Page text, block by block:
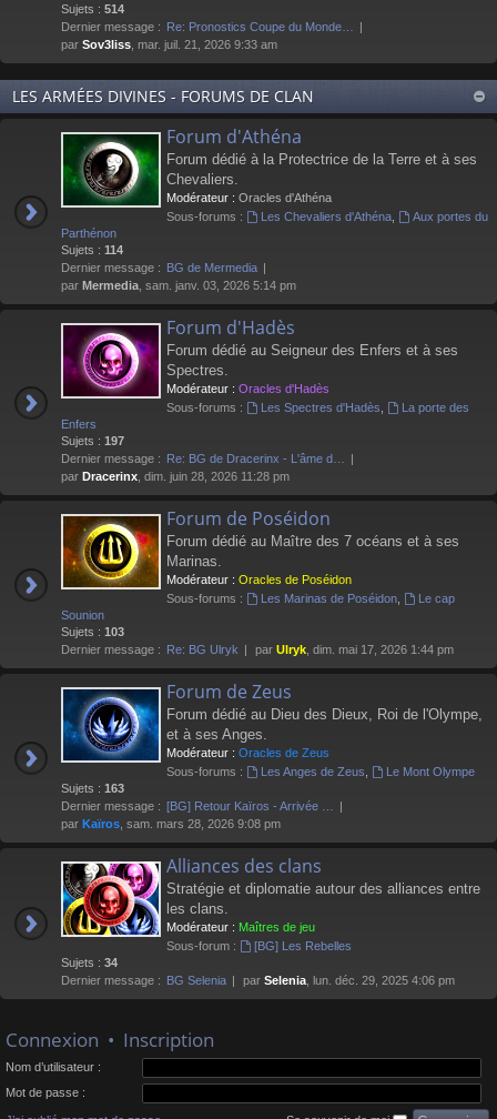
Sujets : 514
Dernier message : Re: Pronostics Coupe du Monde…
par Sov3liss , mar. juil. 21, 2026 9:33 am
LES ARMÉES DIVINES - FORUMS DE CLAN
Forum d'Athéna
Forum dédié à la Protectrice de la Terre et à ses
Chevaliers.
Modérateur : Oracles d'Athéna
Sous-forums :
Les Chevaliers d'Athéna,
Aux portes du
Parthénon
Sujets : 114
Dernier message : BG de Mermedia
par Mermedia , sam. janv. 03, 2026 5:14 pm
Forum d'Hadès
Forum dédié au Seigneur des Enfers et à ses
Spectres.
Modérateur : Oracles d'Hadès
Sous-forums :
Les Spectres d'Hadès
La porte des
Enfers
Sujets : 197
Dernier message : Re: BG de Dracerinx - L'âme d…
par Dracerinx , dim. juin 28, 2026 11:28 pm
Forum de Poséidon
Forum dédié au Maître des 7 océans et à ses
Marinas.
Modérateur : Oracles de Poséidon
Sous-forums :
Les Marinas de Poséidon,
Le cap
Sounion
Sujets : 103
Dernier message : Re: BG Ulryk par Ulryk , dim. mai 17, 2026 1:44 pm
Forum de Zeus
Forum dédié au Dieu des Dieux, Roi de l'Olympe,
et à ses Anges.
Modérateur : Oracles de Zeus
Sous-forums :
Les Anges de Zeus
Le Mont Olympe
Sujets : 163
Dernier message : [BG] Retour Kaïros - Arrivée …
par Kaïros , sam. mars 28, 2026 9:08 pm
Alliances des clans
Stratégie et diplomatie autour des alliances entre
les clans.
Modérateur : Maîtres de jeu
Sous-forum :
[BG] Les Rebelles
Sujets : 34
Dernier message : BG Selenia par Selenia , lun. déc. 29, 2025 4:06 pm
Connexion • Inscription
Nom d’utilisateur :
Mot de passe :